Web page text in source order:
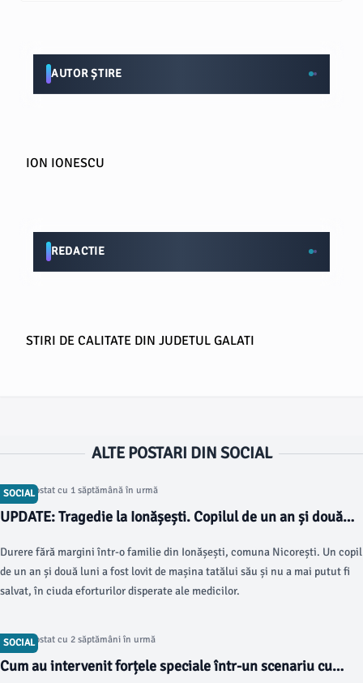
AUTOR ȘTIRE
ION IONESCU
REDACTIE
STIRI DE CALITATE DIN JUDETUL GALATI
ALTE POSTARI DIN SOCIAL
SOCIAL
Articol postat cu 1 săptămână în urmă
UPDATE: Tragedie la Ionășești. Copilul de un an și două
Dumitriu Sâmbătă, 25 Iulie 2026 15:28
Durere fără margini într-o familie din Ionășești, comuna Nicorești. Un copil
de un an și două luni a fost lovit de mașina tatălui său și nu a mai putut fi
salvat, în ciuda eforturilor disperate ale medicilor.
SOCIAL
Articol postat cu 2 săptămâni în urmă
Cum au intervenit forțele speciale într-un scenariu cu